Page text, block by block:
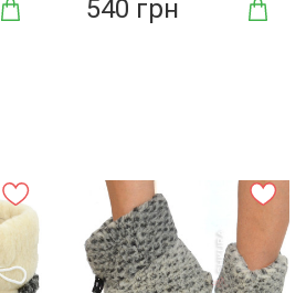
540 грн